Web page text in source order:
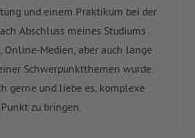
und einem Praktikum bei der
Abschluss meines Studiums
Online-Medien, aber auch lange
Schwerpunktthemen wurde.
gerne und liebe es, komplexe
zu bringen.